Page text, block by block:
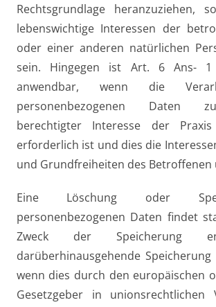
Rechtsgrundlage heranzuziehen,
lebenswichtige Interessen der
oder einer anderen natürlichen
sein. Hingegen ist Art. 6 Ans-
anwendbar, wenn die
personenbezogenen Daten
berechtigter Interesse der
erforderlich ist und dies die
und Grundfreiheiten des Betroffenen
Eine Löschung oder
personenbezogenen Daten findet
Zweck der Speicherung
darüberhinausgehende
wenn dies durch den europäischen
Gesetzgeber in unionsrechtlichen